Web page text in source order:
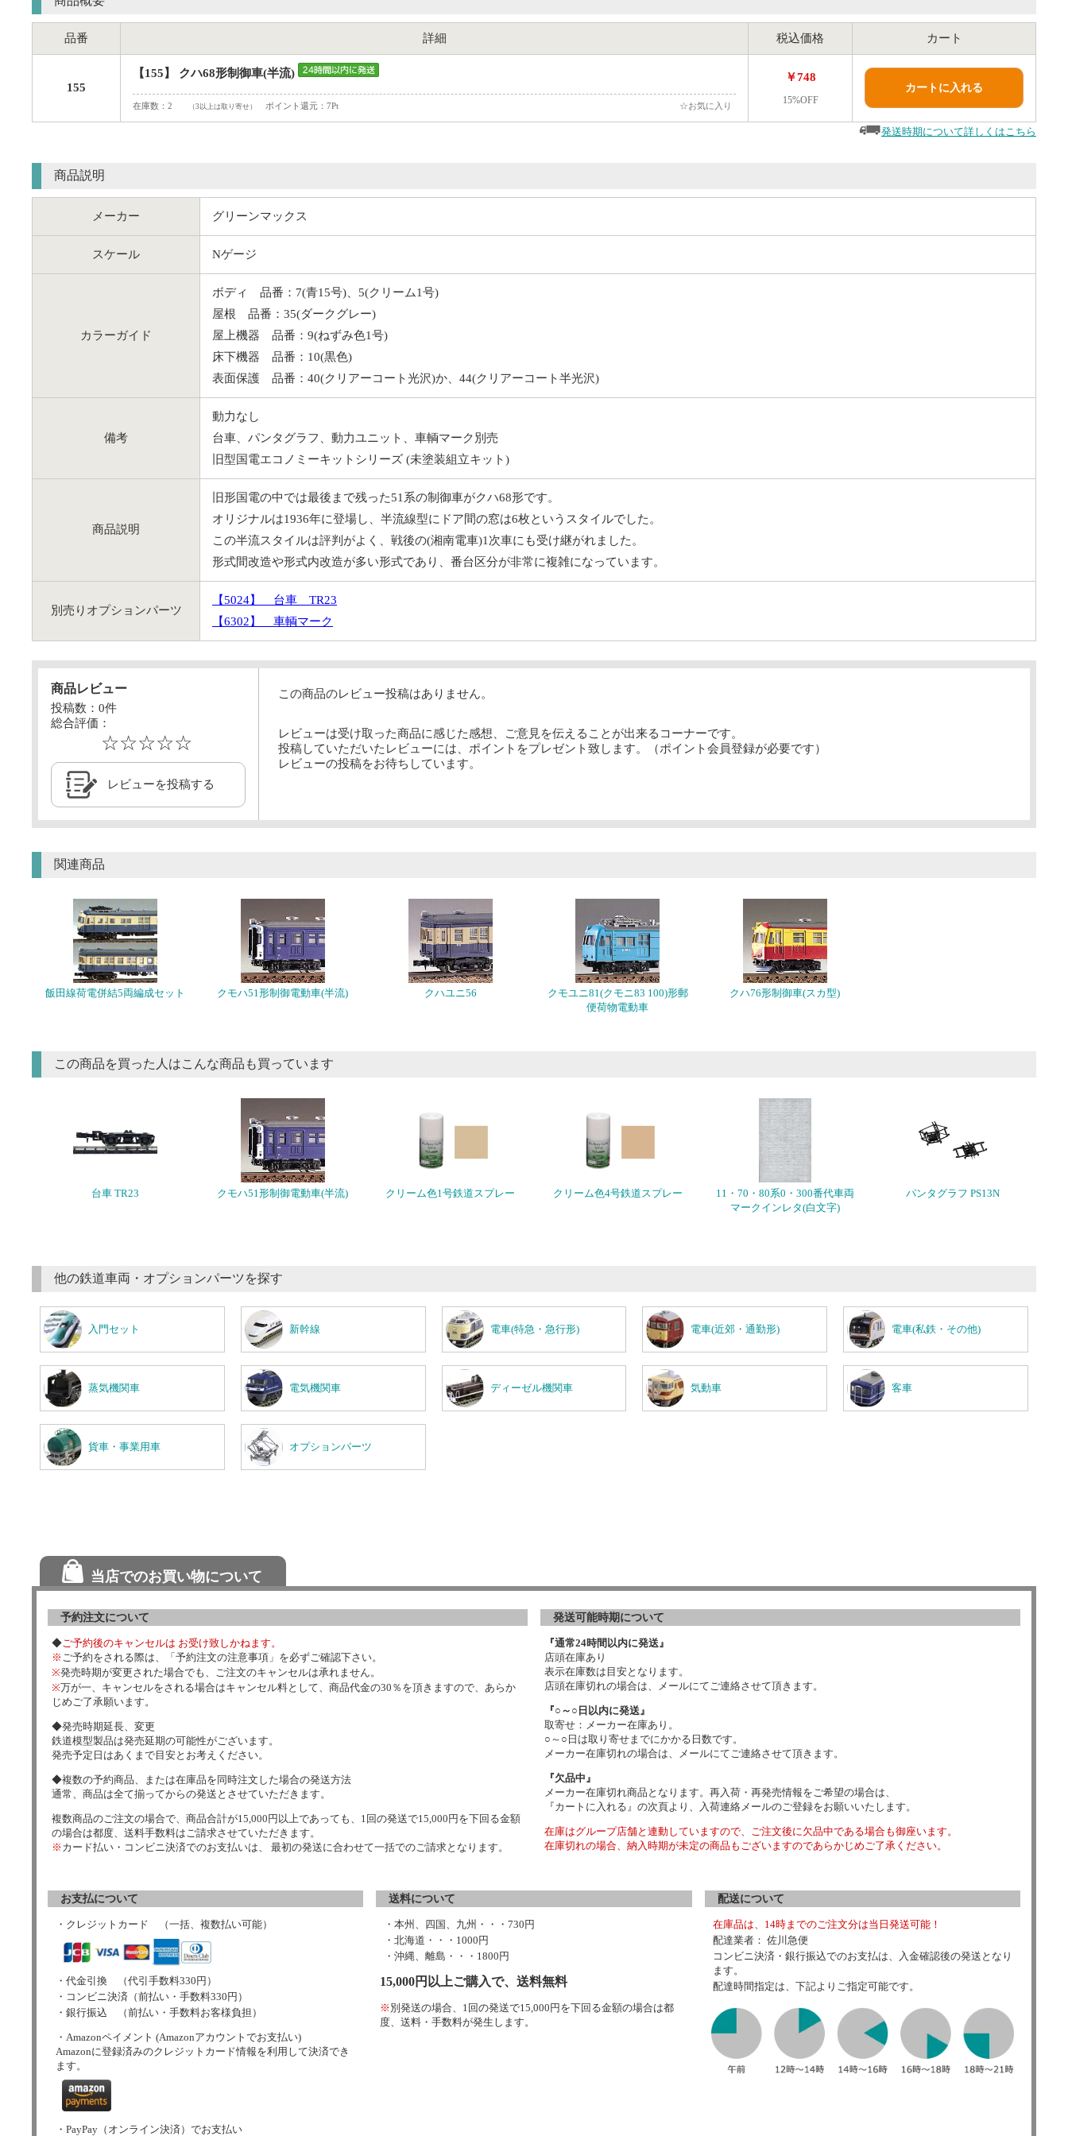
品番 詳細 税込価格 カート
155
【155】 クハ68形制御車(半流)
在庫数：2 （3以上は取り寄せ） ポイント還元：7Pt ☆お気に入り
￥748
15%OFF
カートに入れる
発送時期について詳しくはこちら
商品説明
メーカー グリーンマックス
スケール Nゲージ
カラーガイド
ボディ 品番：7(青15号)、5(クリーム1号)
屋根 品番：35(ダークグレー)
屋上機器 品番：9(ねずみ色1号)
床下機器 品番：10(黒色)
表面保護 品番：40(クリアーコート光沢)か、44(クリアーコート半光沢)
備考
動力なし
台車、パンタグラフ、動力ユニット、車輌マーク別売
旧型国電エコノミーキットシリーズ (未塗装組立キット)
商品説明
旧形国電の中では最後まで残った51系の制御車がクハ68形です。
オリジナルは1936年に登場し、半流線型にドア間の窓は6枚というスタイルでした。
この半流スタイルは評判がよく、戦後の(湘南電車)1次車にも受け継がれました。
形式間改造や形式内改造が多い形式であり、番台区分が非常に複雑になっています。
別売りオプションパーツ
【5024】
台車 TR23
【6302】
車輌マーク
商品レビュー
投稿数： 0件
総合評価：
☆☆☆☆☆
レビューを投稿する
この商品のレビュー投稿はありません。
レビューは受け取った商品に感じた感想、ご意見を伝えることが出来るコーナーです。
投稿していただいたレビューには、ポイントをプレゼント致します。（ポイント会員登録が必要です）
レビューの投稿をお待ちしています。
関連商品
飯田線荷電併結5両編成セット クモハ51形制御電動車(半流) クハユニ56
クモユニ81(クモニ83 100)形郵
便荷物電動車
クハ76形制御車(スカ型)
この商品を買った人はこんな商品も買っています
台車 TR23 クモハ51形制御電動車(半流) クリーム色1号鉄道スプレー クリーム色4号鉄道スプレー
11・70・80系0・300番代車両
マークインレタ(白文字)
パンタグラフ PS13N
他の鉄道車両・オプションパーツを探す
入門セット 新幹線 電車(特急・急行形) 電車(近郊・通勤形) 電車(私鉄・その他)
蒸気機関車 電気機関車 ディーゼル機関車 気動車 客車
貨車・事業用車 オプションパーツ
当店でのお買い物について
予約注文について
◆ご予約後のキャンセルは お受け致しかねます。
※ ご予約をされる際は、「予約注文の注意事項」を必ずご確認下さい。
※発売時期が変更された場合でも、ご注文のキャンセルは承れません。
※万が一、キャンセルをされる場合はキャンセル料として、商品代金の30％を頂きますので、あらか
じめご了承願います。
◆発売時期延長、変更
鉄道模型製品は発売延期の可能性がございます。
発売予定日はあくまで目安とお考えください。
◆複数の予約商品、または在庫品を同時注文した場合の発送方法
通常、商品は全て揃ってからの発送とさせていただきます。
複数商品のご注文の場合で、商品合計が15,000円以上であっても、1回の発送で15,000円を下回る金額
の場合は都度、送料手数料はご請求させていただきます。
※ カード払い・コンビニ決済でのお支払いは、 最初の発送に合わせて一括でのご請求となります。
発送可能時期について
『通常24時間以内に発送』
店頭在庫あり
表示在庫数は目安となります。
店頭在庫切れの場合は、メールにてご連絡させて頂きます。
『○～○日以内に発送』
取寄せ：メーカー在庫あり。
○～○日は取り寄せまでにかかる日数です。
メーカー在庫切れの場合は、メールにてご連絡させて頂きます。
『欠品中』
メーカー在庫切れ商品となります。再入荷・再発売情報をご希望の場合は、
『カートに入れる』の次頁より、入荷連絡メールのご登録をお願いいたします。
在庫はグループ店舗と連動していますので、ご注文後に欠品中である場合も御座います。
在庫切れの場合、納入時期が未定の商品もございますのであらかじめご了承ください。
お支払について
・クレジットカード （一括、複数払い可能）
・代金引換 （代引手数料330円）
・コンビニ決済（前払い・手数料330円）
・銀行振込 （前払い・手数料お客様負担）
・Amazonペイメント (Amazonアカウントでお支払い)
Amazonに登録済みのクレジットカード情報を利用して決済でき
ます。
・PayPay（オンライン決済）でお支払い
送料について
・本州、四国、九州・・・730円
・北海道・・・1000円
・沖縄、離島・・・1800円
15,000円以上ご購入で、送料無料
※ 別発送の場合、1回の発送で15,000円を下回る金額の場合は都
度、送料・手数料が発生します。
配送について
在庫品は、14時までのご注文分は当日発送可能！
配達業者： 佐川急便
コンビニ決済・銀行振込でのお支払は、入金確認後の発送となり
ます。
配達時間指定は、下記よりご指定可能です。